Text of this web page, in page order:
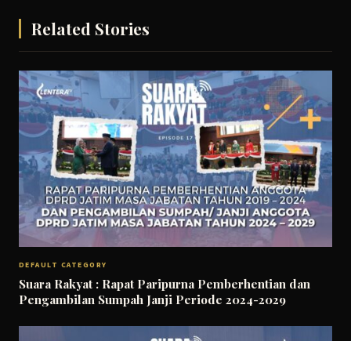
Related Stories
DEFAULT CATEGORY
Suara Rakyat : Rapat Paripurna Pemberhentian dan
Pengambilan Sumpah Janji Periode 2024-2029